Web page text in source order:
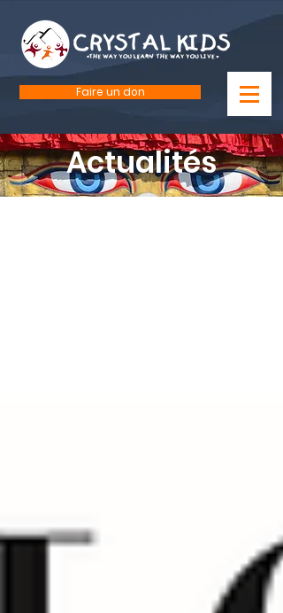
Faire un don
Actualités